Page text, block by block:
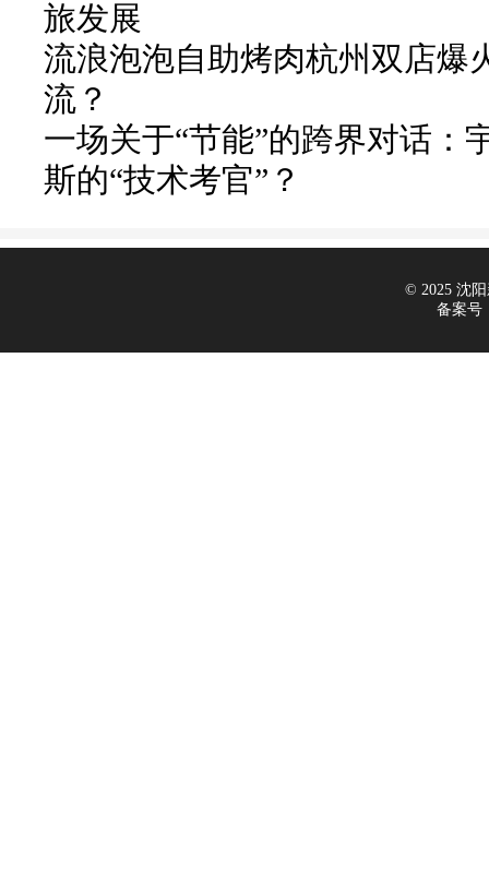
旅发展
流浪泡泡自助烤肉杭州双店爆
流？
一场关于“节能”的跨界对话：
斯的“技术考官”？
© 2025 沈阳
备案号